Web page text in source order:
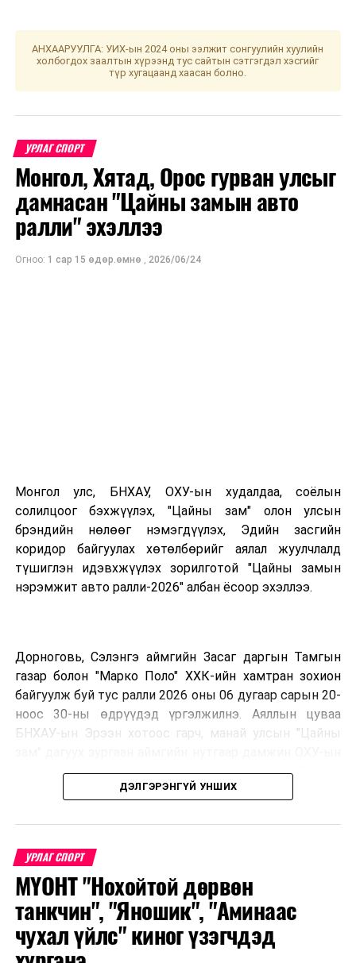
УНШСАН: 7633
Нүүдэлчдийн түүхийг орчин цагтай холбон цаг
Гүйцэтгэлээ биелүүлээгүй түлш тээврийн хоёр ААН-
ийн гэрээг цуцаллаа
АНХААРУУЛГА: УИХ-ын 2024 оны ээлжит сонгуулийн хуулийн
холбогдох заалтын хүрээнд тус сайтын сэтгэгдэл хэсгийг
түр хугацаанд хаасан болно.
УРЛАГ СПОРТ
Монгол, Хятад, Орос гурван улсыг
дамнасан "Цайны замын авто
ралли" эхэллээ
Огноо: 1 сар 15 өдөр.өмнө , 2026/06/24
Монгол улс, БНХАУ, ОХУ-ын худалдаа, соёлын
солилцоог бэхжүүлэх, "Цайны зам" олон улсын
брэндийн нөлөөг нэмэгдүүлэх, Эдийн засгийн
коридор байгуулах хөтөлбөрийг аялал жуулчлалд
түшиглэн идэвхжүүлэх зорилготой "Цайны замын
нэрэмжит авто ралли-2026" албан ёсоор эхэллээ.
Дорноговь, Сэлэнгэ аймгийн Засаг даргын Тамгын
газар болон "Марко Поло" ХХК-ийн хамтран зохион
байгуулж буй тус ралли 2026 оны 06 дугаар сарын 20-
ноос 30-ны өдрүүдэд үргэлжилнэ. Аяллын цуваа
БНХАУ-ын Эрээн хотоос гарч, манай улсын "Цайны
Улаан-Үд хотноо барианд орох маршруттай бөгөөд
улс тус бүрээс авто спорт сонирхогч тамирчдын 10
хэвлэл мэдээллийн төлөөлөл оролцож байна.
Тус автомашинтай брэнд аяллыг зохион байгуулах
шийдвэрийг гурван орны Аялал жуулчлалын сайд
нарын 2025 онд Дархан-Уул аймагт хийсэн IX
уулзалтын үеэр гаргасан бөгөөд энэхүү санаачилгыг
ДЭЛГЭРЭНГҮЙ УНШИХ
УРЛАГ СПОРТ
МҮОНТ "Нохойтой дөрвөн
танкчин", "Яношик", "Аминаас
чухал үйлс" киног үзэгчдэд